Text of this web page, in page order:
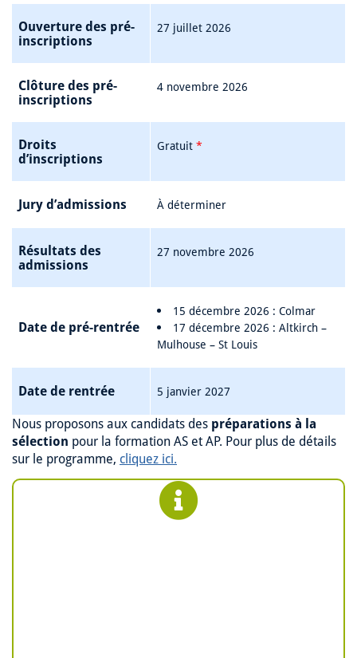
Ouverture des pré-
inscriptions
27 juillet 2026
Clôture des pré-
inscriptions
4 novembre 2026
Droits
d’inscriptions
Gratuit *
Jury d’admissions À déterminer
Résultats des
admissions
27 novembre 2026
Date de pré-rentrée
15 décembre 2026 : Colmar
17 décembre 2026 : Altkirch –
Mulhouse – St Louis
Date de rentrée 5 janvier 2027
Nous proposons aux candidats des préparations à la
sélection pour la formation AS et AP. Pour plus de détails
sur le programme, cliquez ici.